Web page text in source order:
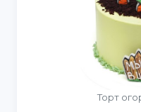
Торт